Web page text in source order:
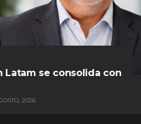
Latam se consolida con
2026